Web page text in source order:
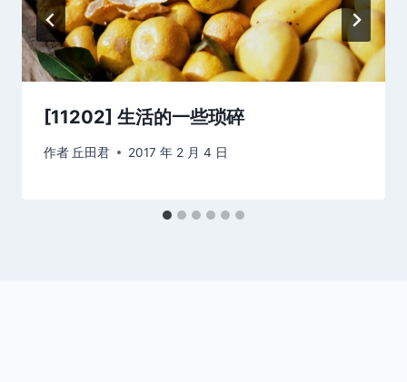
[11202] 生活的一些琐碎
作者 丘田君 2017 年 2 月 4 日